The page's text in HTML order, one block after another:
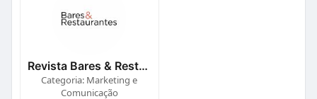
Revista Bares & Restaurantes
Categoria: Marketing e
Comunicação